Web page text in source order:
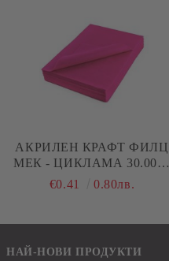
АКРИЛЕН КРАФТ ФИЛЦ
МЕК - ЦИКЛАМА 30.00 Х
20.00 СМ 1,00 ММ
€0.41 0.80лв.
НАЙ-НОВИ ПРОДУКТИ